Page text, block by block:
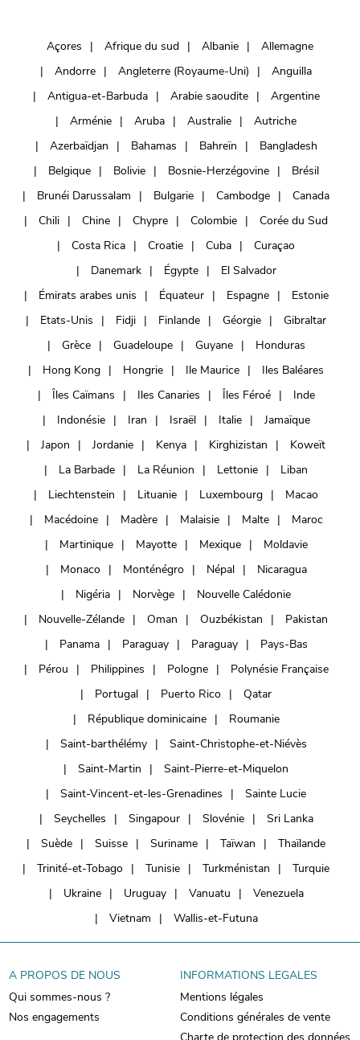
Açores Afrique du sud Albanie
Allemagne
Andorre
Angleterre (Royaume-Uni)
Anguilla
Antigua-et-Barbuda
Arabie saoudite
Argentine
Arménie
Aruba Australie
Autriche
Azerbaïdjan
Bahamas Bahreïn
Bangladesh
Belgique
Bolivie Bosnie-Herzégovine
Brésil
Brunéi Darussalam
Bulgarie Cambodge
Canada
Chili
Chine Chypre Colombie
Corée du Sud
Costa Rica
Croatie Cuba
Curaçao
Danemark
Égypte
El Salvador
Émirats arabes unis
Équateur Espagne
Estonie
Etats-Unis
Fidji Finlande Géorgie
Gibraltar
Grèce
Guadeloupe Guyane
Honduras
Hong Kong
Hongrie Ile Maurice
Iles Baléares
Îles Caïmans
Iles Canaries Îles Féroé
Inde
Indonésie
Iran Israël Italie
Jamaïque
Japon
Jordanie Kenya Kirghizistan
Koweït
La Barbade
La Réunion Lettonie
Liban
Liechtenstein
Lituanie Luxembourg
Macao
Macédoine
Madère Malaisie Malte
Maroc
Martinique
Mayotte Mexique
Moldavie
Monaco
Monténégro Népal
Nicaragua
Nigéria
Norvège
Nouvelle Calédonie
Nouvelle-Zélande
Oman Ouzbékistan
Pakistan
Panama
Paraguay Paraguay
Pays-Bas
Pérou
Philippines Pologne
Polynésie Française
Portugal
Puerto Rico
Qatar
République dominicaine
Roumanie
Saint-barthélémy
Saint-Christophe-et-Niévès
Saint-Martin
Saint-Pierre-et-Miquelon
Saint-Vincent-et-les-Grenadines
Sainte Lucie
Seychelles
Singapour Slovénie
Sri Lanka
Suède
Suisse Suriname Taïwan
Thaïlande
Trinité-et-Tobago
Tunisie Turkménistan
Turquie
Ukraine
Uruguay Vanuatu
Venezuela
Vietnam
Wallis-et-Futuna
A PROPOS DE NOUS
Qui sommes-nous ?
Nos engagements
INFORMATIONS LEGALES
Mentions légales
Conditions générales de vente